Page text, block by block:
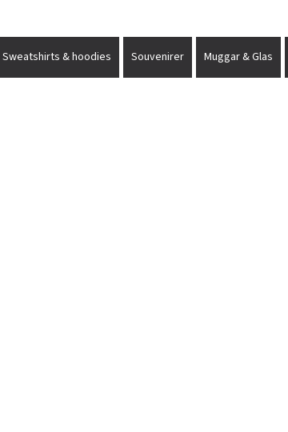
Sweatshirts & hoodies Souvenirer Muggar & Glas